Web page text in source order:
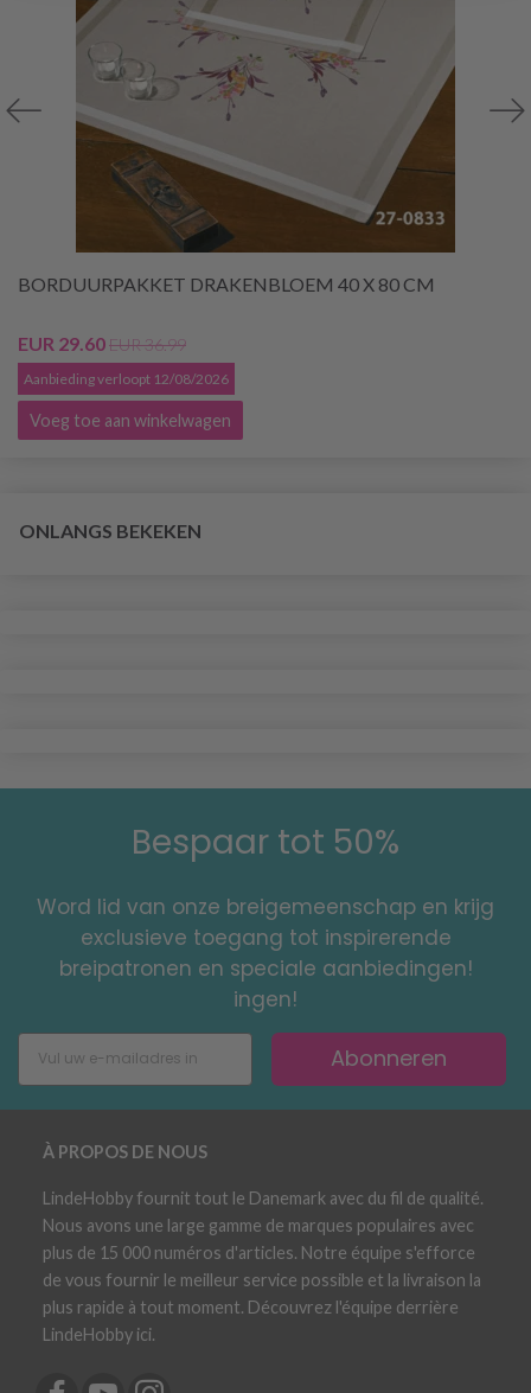
BORDUURPAKKET DRAKENBLOEM 40 X 80 CM
EUR 29.60EUR 36.99
Aanbieding verloopt 12/08/2026
Voeg toe aan winkelwagen
ONLANGS BEKEKEN
Bespaar tot 50%
Word lid van onze breigemeenschap en krijg
exclusieve toegang tot inspirerende
breipatronen en speciale aanbiedingen!
ingen!
Abonneren
À PROPOS DE NOUS
LindeHobby fournit tout le Danemark avec du fil de qualité.
Nous avons une large gamme de marques populaires avec
plus de 15 000 numéros d'articles. Notre équipe s'efforce
de vous fournir le meilleur service possible et la livraison la
plus rapide à tout moment. Découvrez l'équipe derrière
LindeHobby ici.